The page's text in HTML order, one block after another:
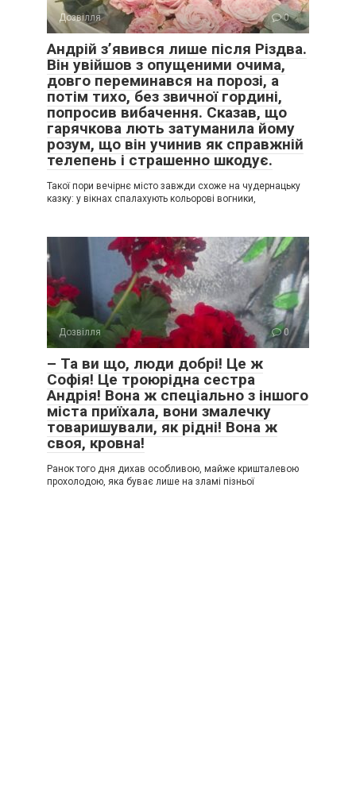
Дозвілля 0
Андрій з’явився лише після Різдва.
Він увійшов з опущеними очима,
довго переминався на порозі, а
потім тихо, без звичної гордині,
попросив вибачення. Сказав, що
гарячкова лють затуманила йому
розум, що він учинив як справжній
телепень і страшенно шкодує.
Такої пори вечірнє місто завжди схоже на чудернацьку
казку: у вікнах спалахують кольорові вогники,
Дозвілля 0
– Та ви що, люди добрі! Це ж
Софія! Це троюрідна сестра
Андрія! Вона ж спеціально з іншого
міста приїхала, вони змалечку
товаришували, як рідні! Вона ж
своя, кровна!
Ранок того дня дихав особливою, майже кришталевою
прохолодою, яка буває лише на зламі пізньої